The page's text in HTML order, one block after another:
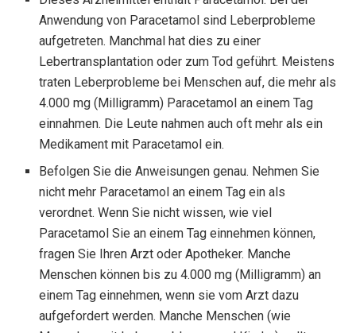
Anwendung von Paracetamol sind Leberprobleme
aufgetreten. Manchmal hat dies zu einer
Lebertransplantation oder zum Tod geführt. Meistens
traten Leberprobleme bei Menschen auf, die mehr als
4.000 mg (Milligramm) Paracetamol an einem Tag
einnahmen. Die Leute nahmen auch oft mehr als ein
Medikament mit Paracetamol ein.
Befolgen Sie die Anweisungen genau. Nehmen Sie
nicht mehr Paracetamol an einem Tag ein als
verordnet. Wenn Sie nicht wissen, wie viel
Paracetamol Sie an einem Tag einnehmen können,
fragen Sie Ihren Arzt oder Apotheker. Manche
Menschen können bis zu 4.000 mg (Milligramm) an
einem Tag einnehmen, wenn sie vom Arzt dazu
aufgefordert werden. Manche Menschen (wie